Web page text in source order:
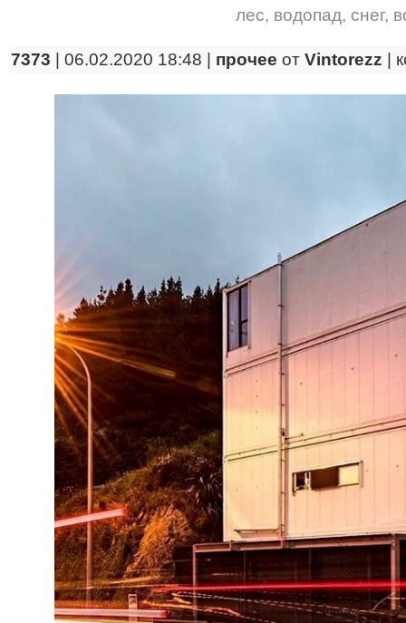
лес, водопад, снег,
7373 | 06.02.2020 18:48 | прочее от Vintorezz